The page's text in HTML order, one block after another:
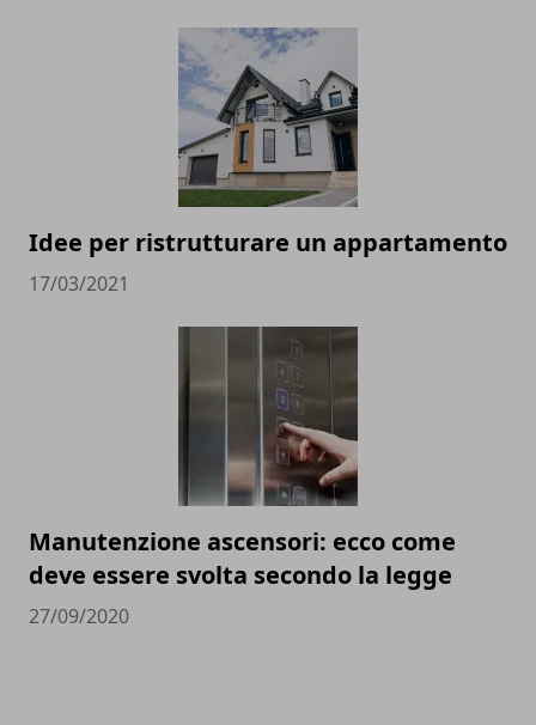
Idee per ristrutturare un appartamento
17/03/2021
Manutenzione ascensori: ecco come
deve essere svolta secondo la legge
27/09/2020